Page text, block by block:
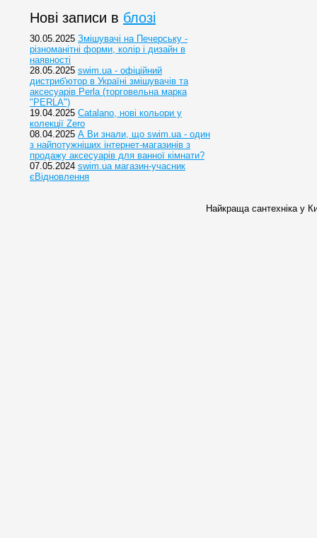
Нові записи в блозі
30.05.2025 Змішувачі на Печерську -
різноманітні форми, колір і дизайн в
наявності
28.05.2025 swim.ua - офіційний
дистриб'ютор в Україні змішувачів та
аксесуарів Perla (торговельна марка
"PERLA")
19.04.2025 Catalano, нові кольори у
колекції Zero
08.04.2025 А Ви знали, що swim.ua - один
з найпотужніших інтернет-магазинів з
продажу аксесуарів для ванної кімнати?
07.05.2024 swim.ua магазин-учасник
єВідновлення
Найкраща сантехніка у